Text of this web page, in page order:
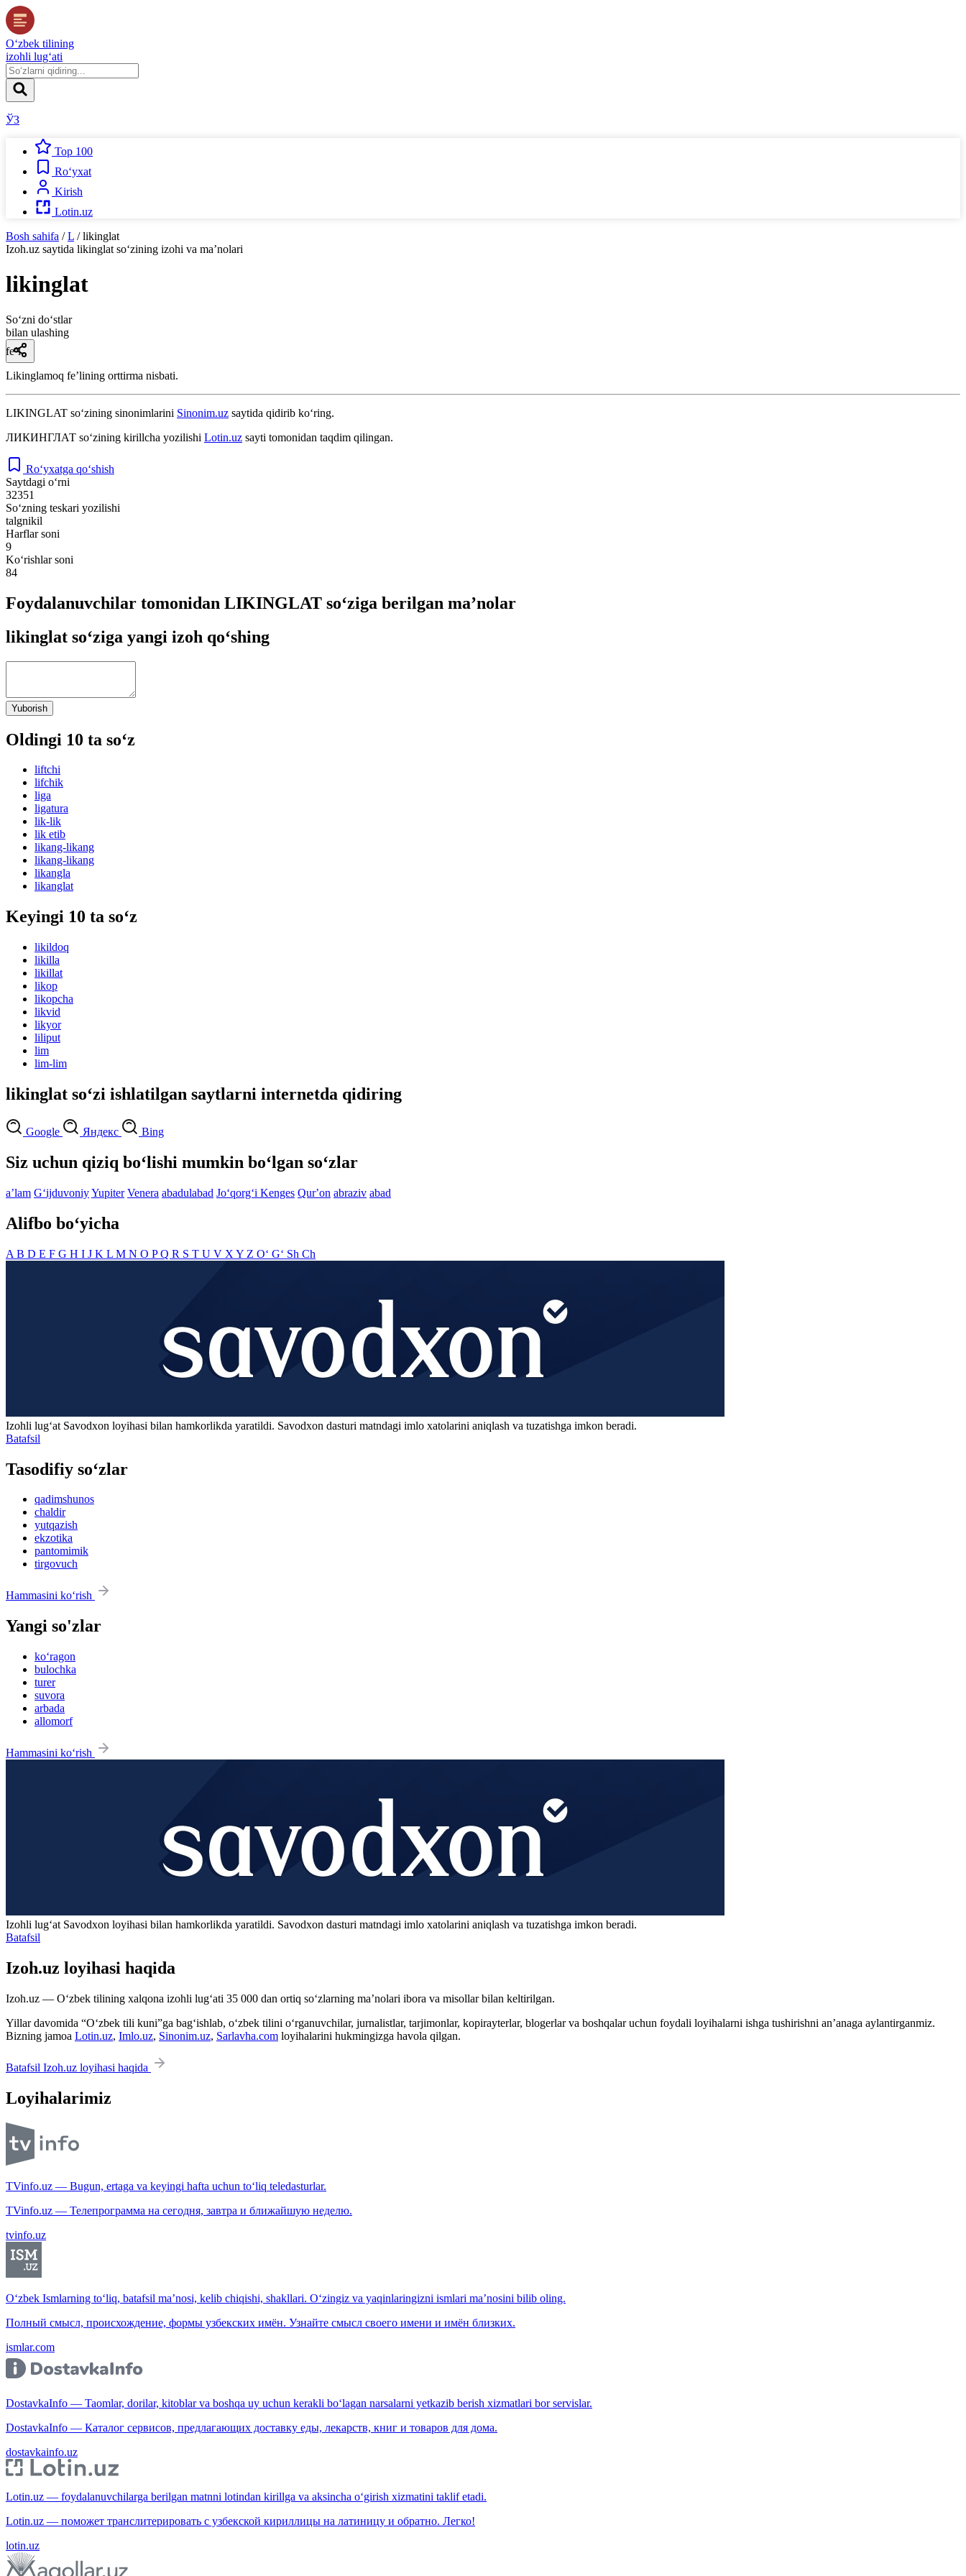
O‘zbek tilining
izohli lug‘ati
ЎЗ
Top 100
Ro‘yxat
Kirish
Lotin.uz
Bosh sahifa / L / likinglat
Izoh.uz saytida likinglat so‘zining izohi va ma’nolari
likinglat
So‘zni do‘stlar
bilan ulashing
fe’l
Likinglamoq feʼlining orttirma nisbati.
LIKINGLAT so‘zining sinonimlarini Sinonim.uz saytida qidirib ko‘ring.
ЛИКИНГЛАТ so‘zining kirillcha yozilishi Lotin.uz sayti tomonidan taqdim qilingan.
Ro‘yxatga qo‘shish
Saytdagi o‘rni
32351
So‘zning teskari yozilishi
talgnikil
Harflar soni
9
Ko‘rishlar soni
84
Foydalanuvchilar tomonidan LIKINGLAT so‘ziga berilgan ma’nolar
likinglat so‘ziga yangi izoh qo‘shing
Yuborish
Oldingi 10 ta so‘z
liftchi
lifchik
liga
ligatura
lik-lik
lik etib
likang-likang
likang-likang
likangla
likanglat
Keyingi 10 ta so‘z
likildoq
likilla
likillat
likop
likopcha
likvid
likyor
liliput
lim
lim-lim
likinglat so‘zi ishlatilgan saytlarni internetda qidiring
Google Яндекс Bing
Siz uchun qiziq bo‘lishi mumkin bo‘lgan so‘zlar
aʼlam G‘ijduvoniyYupiter Venera abadulabad Jo‘qorg‘i Kenges Qurʼon abraziv abad
Alifbo bo‘yicha
A B D E F G H I J K L M N O PQ R S T U V X Y Z O‘ G‘ Sh Ch
Izohli lugʻat Savodxon loyihasi bilan hamkorlikda yaratildi. Savodxon dasturi matndagi imlo xatolarini aniqlash va tuzatishga imkon beradi.
Batafsil
Tasodifiy so‘zlar
qadimshunos
chaldir
yutqazish
ekzotika
pantomimik
tirgovuch
Hammasini ko‘rish
Yangi so'zlar
ko‘ragon
bulochka
turer
suvora
arbada
allomorf
Hammasini ko‘rish
Izohli lugʻat Savodxon loyihasi bilan hamkorlikda yaratildi. Savodxon dasturi matndagi imlo xatolarini aniqlash va tuzatishga imkon beradi.
Batafsil
Izoh.uz loyihasi haqida
Izoh.uz — O‘zbek tilining xalqona izohli lug‘ati 35 000 dan ortiq so‘zlarning ma’nolari ibora va misollar bilan keltirilgan.
Yillar davomida “O‘zbek tili kuni”ga bag‘ishlab, o‘zbek tilini o‘rganuvchilar, jurnalistlar, tarjimonlar, kopirayterlar, blogerlar va boshqalar uchun foydali loyihalarni ishga tushirishni an’anaga aylantirganmiz.
Bizning jamoa Lotin.uz, Imlo.uz, Sinonim.uz, Sarlavha.com loyihalarini hukmingizga havola qilgan.
Batafsil Izoh.uz loyihasi haqida
Loyihalarimiz
TVinfo.uz — Bugun, ertaga va keyingi hafta uchun to‘liq teledasturlar.
TVinfo.uz — Телепрограмма на сегодня, завтра и ближайшую неделю.
tvinfo.uz
O‘zbek Ismlarning to‘liq, batafsil ma’nosi, kelib chiqishi, shakllari. O‘zingiz va yaqinlaringizni ismlari ma’nosini bilib oling.
Полный смысл, происхождение, формы узбекских имён. Узнайте смысл своего имени и имён близких.
ismlar.com
DostavkaInfo — Taomlar, dorilar, kitoblar va boshqa uy uchun kerakli bo‘lagan narsalarni yetkazib berish xizmatlari bor servislar.
DostavkaInfo — Каталог сервисов, предлагающих доставку еды, лекарств, книг и товаров для дома.
dostavkainfo.uz
Lotin.uz — foydalanuvchilarga berilgan matnni lotindan kirillga va aksincha o‘girish xizmatini taklif etadi.
Lotin.uz — поможет транслитерировать с узбекской кириллицы на латиницу и обратно. Легко!
lotin.uz